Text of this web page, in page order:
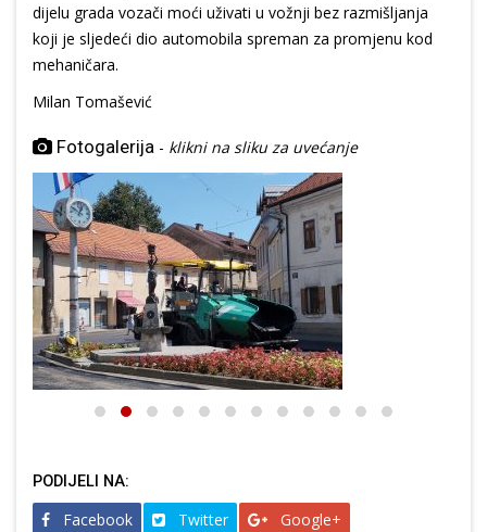
dijelu grada vozači moći uživati u vožnji bez razmišljanja
koji je sljedeći dio automobila spreman za promjenu kod
mehaničara.
Milan Tomašević
Fotogalerija - klikni na sliku za uvećanje
PODIJELI NA:
Facebook Twitter Google+